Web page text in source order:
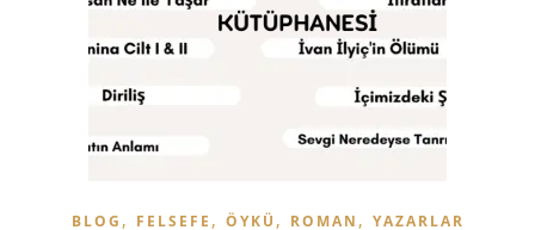
BLOG , FELSEFE , ÖYKÜ , ROMAN , YAZARLAR